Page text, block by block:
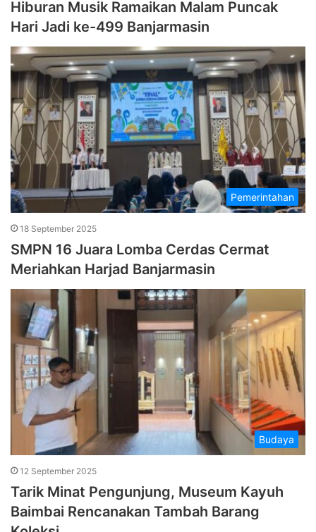
Hiburan Musik Ramaikan Malam Puncak
Hari Jadi ke-499 Banjarmasin
Pemerintahan
18 September 2025
SMPN 16 Juara Lomba Cerdas Cermat
Meriahkan Harjad Banjarmasin
Budaya
12 September 2025
Tarik Minat Pengunjung, Museum Kayuh
Baimbai Rencanakan Tambah Barang